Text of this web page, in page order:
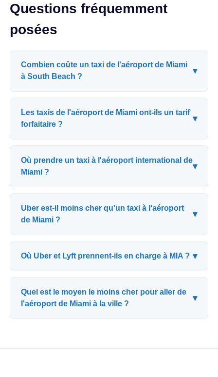
Questions fréquemment
posées
Combien coûte un taxi de l'aéroport de Miami
à South Beach ?
▾
Les taxis de l'aéroport de Miami ont-ils un tarif
forfaitaire ?
▾
Où prendre un taxi à l'aéroport international de
Miami ?
▾
Uber est-il moins cher qu'un taxi à l'aéroport
de Miami ?
▾
Où Uber et Lyft prennent-ils en charge à MIA ? ▾
Quel est le moyen le moins cher pour aller de
l'aéroport de Miami à la ville ?
▾